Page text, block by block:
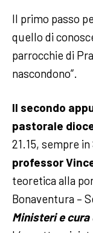
Il primo passo
quello di
parrocchie di
nascondono”.
Il secondo
pastorale
21.15, sempre
professor
teoretica alla
Bonaventura –
Ministeri e cura